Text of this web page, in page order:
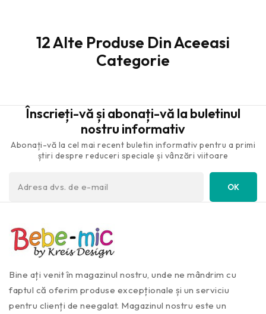
12 Alte Produse Din Aceeasi
Categorie
Înscrieți-vă și abonați-vă la buletinul
nostru informativ
Abonați-vă la cel mai recent buletin informativ pentru a primi
știri despre reduceri speciale și vânzări viitoare
Bine ați venit în magazinul nostru, unde ne mândrim cu
faptul că oferim produse excepționale și un serviciu
pentru clienți de neegalat. Magazinul nostru este un